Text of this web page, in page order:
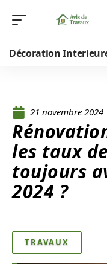
Décoration
21 novembre 2024
les taux
toujours
2024 ?
TRAVAUX